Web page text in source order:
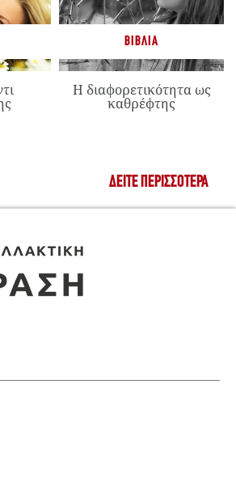
ΒΙΒΛΊΑ
Η διαφορετικότητα ως
καθρέφτης
ΔΕΊΤΕ ΠΕΡΙΣΣΌΤΕΡΑ